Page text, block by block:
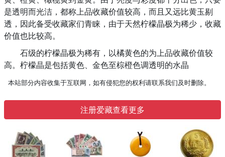
是透明而光洁，都称上品收藏价值较高，而且又远比黄玉剔
透，因此备受收藏家们青睐，由于天然柠檬晶极为稀少，收藏
价值也比较高。
石级的柠檬晶极为稀有，以橘黄色的为上品收藏价值较
高。柠檬晶是包括黄色、金色至棕橙色调透明的水晶
本站部分内容收集于互联网，如有侵犯您的权利请联系我们及时删除。
注册爱藏查看更多